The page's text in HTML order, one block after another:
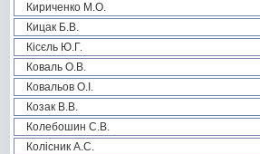
Кириченко М.О.
Кицак Б.В.
Кісєль Ю.Г.
Коваль О.В.
Ковальов О.І.
Козак В.В.
Колебошин С.В.
Колісник А.С.